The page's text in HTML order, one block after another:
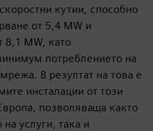
кутии, способно
от 5,4 MW и
8,1 MW, като
потреблението на
В резултат на това е
инсталации от този
позволяваща както
услуги, така и